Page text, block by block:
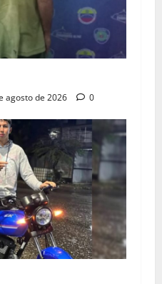
agosto de 2026 0